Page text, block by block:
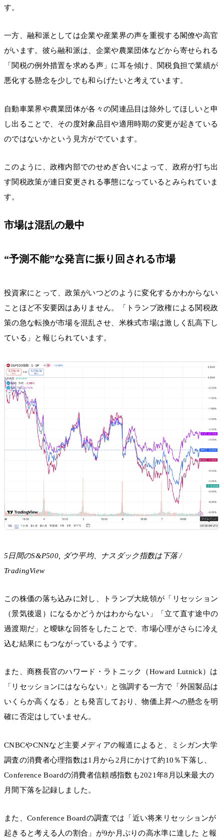
す。
一方、融和派としては企業や産業界の声を重視する閣僚や高官
がいます。彼ら融和派は、企業や農業団体などから寄せられる
「関税の例外措置を求める声」に耳を傾け、関税負担で業績が
悪化する懸念を少しでも和らげたいと考えています。
自動車業界や農業団体が各々の関連品目は除外してほしいと申
し出ることで、その度対象品目や適用時期の変更が起きている
のではないかという見方がでています。
このように、政権内部でのせめぎ合いによって、政府が打ち出
す関税政策が連日変更される事態になっているとみられていま
す。
市場は混乱の最中
“予測不能”な発言に振り回される市場
投資家にとって、政策がいつどのように変化するかわからない
ことほど不安要因はありません。「トランプ政権による関税政
策の急な転換が市場を混乱させ、米株式市場は激しく乱高下し
ている」と報じられています。
5日間のS&P500, ダウ平均、ナスダック指数は下落 /
TradingView
この株価の落ち込みに対し、トランプ大統領が「リセッション
（景気後退）になるかどうかはわからない」「立て直す途中の
過渡期だ」と曖昧な回答をしたことで、市場心理がさらに冷え
込む結果にもつながっているようです。
また、商務長官のハワード・ラトニック（Howard Lutnick）は
「リセッションにはならない」と強調する一方で「外国製品は
いくらか高くなる」とも発言しており、物価上昇への懸念を明
確に否定はしていません。
CNBCやCNNなど主要メディアの報道によると、ミシガン大学
調査の消費者心理指数は1月から2月にかけて約10％下落し、
Conference Boardの消費者信頼感指数も2021年8月以来最大の
月間下落を記録しました。
また、Conference Boardの調査では「近い将来リセッションが
起きると考える人の割合」が9か月ぶりの高水準に達した と報